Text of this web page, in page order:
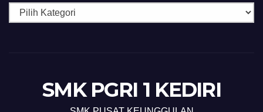
Kategori
SMK PGRI 1 KEDIRI